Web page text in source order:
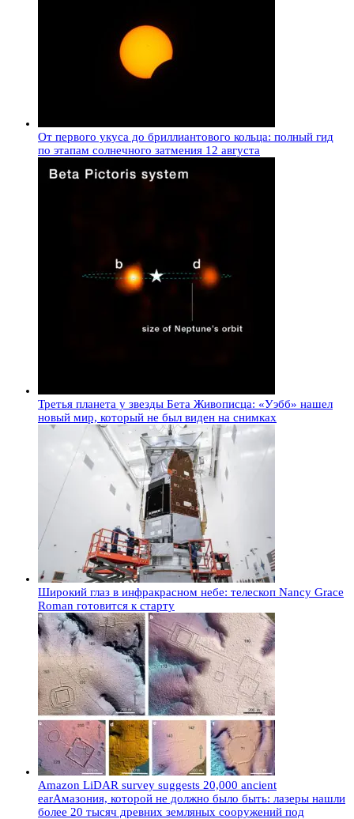
От первого укуса до бриллиантового кольца: полный гид
по этапам солнечного затмения 12 августа
Третья планета у звезды Бета Живописца: «Уэбб» нашел
новый мир, который не был виден на снимках
Широкий глаз в инфракрасном небе: телескоп Nancy Grace
Roman готовится к старту
Amazon LiDAR survey suggests 20,000 ancient
earАмазония, которой не должно было быть: лазеры нашли
более 20 тысяч древних земляных сооружений под